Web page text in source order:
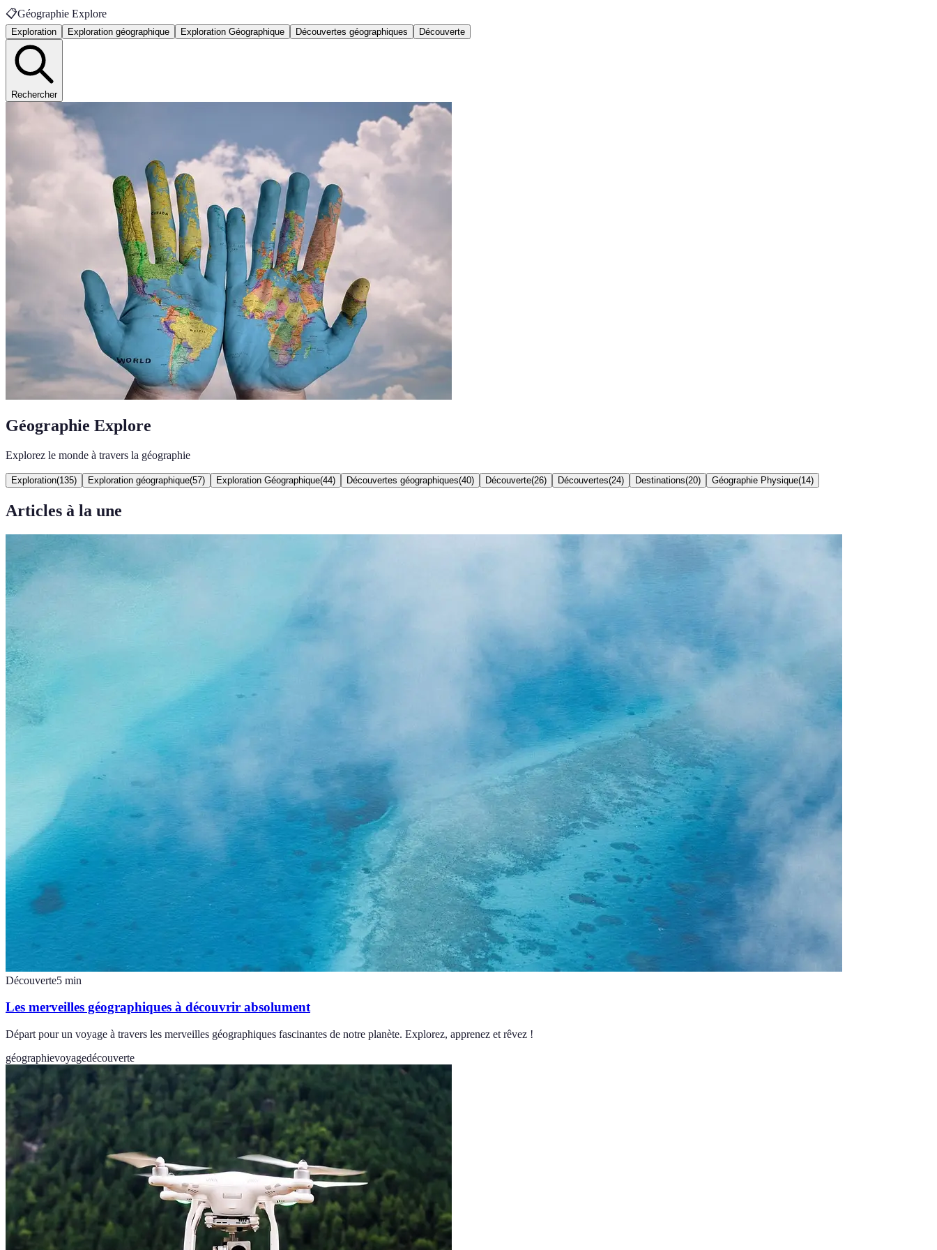
📋Géographie Explore
Exploration Exploration géographique Exploration Géographique Découvertes géographiques Découverte
Rechercher
Géographie Explore
Explorez le monde à travers la géographie
Exploration(135) Exploration géographique(57) Exploration Géographique(44) Découvertes géographiques(40) Découverte(26) Découvertes(24) Destinations(20) Géographie Physique(14)
Articles à la une
Découverte5 min
Les merveilles géographiques à découvrir absolument
Départ pour un voyage à travers les merveilles géographiques fascinantes de notre planète. Explorez, apprenez et rêvez !
géographievoyagedécouverte